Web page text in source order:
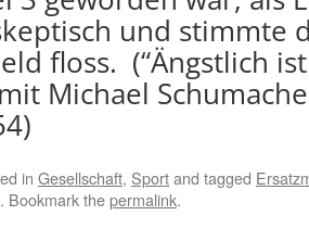
und stimmte
floss. (“Ängstlich
Michael
in Gesellschaft, Sportand tagged
. Bookmark thepermalink.